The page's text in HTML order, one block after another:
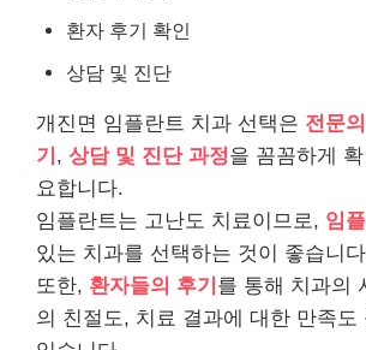
환자 후기 확인
상담 및 진단
개진면 임플란트 치과 선택은 전문
기 , 상담 및 진단 과정을 꼼꼼하게
요합니다.
임플란트는 고난도 치료이므로, 임
있는 치과를 선택하는 것이 좋습니
또한, 환자들의 후기 를 통해 치과의
의 친절도, 치료 결과에 대한 만족도